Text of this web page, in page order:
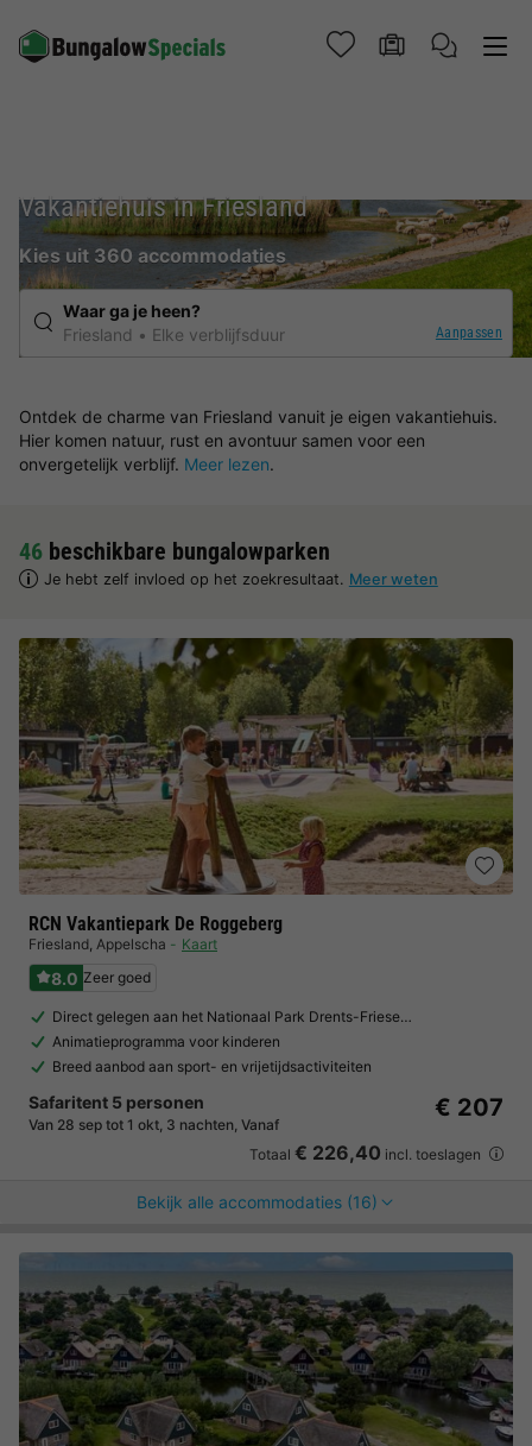
Vakantiehuis in Friesland
Kies uit 360 accommodaties
Waar ga je heen?
Friesland
Elke verblijfsduur Aanpassen
Ontdek de charme van Friesland vanuit je eigen vakantiehuis.
Hier komen natuur, rust en avontuur samen voor een
onvergetelijk verblijf. Meer lezen.
46 beschikbare bungalowparken
Je hebt zelf invloed op het zoekresultaat. Meer weten
RCN Vakantiepark De Roggeberg
Friesland, Appelscha Kaart
8.0 Zeer goed
Direct gelegen aan het Nationaal Park Drents-Friese…
Animatieprogramma voor kinderen
Breed aanbod aan sport- en vrijetijdsactiviteiten
Safaritent 5 personen
Van 28 sep tot 1 okt, 3 nachten, Vanaf
€ 207
Totaal € 226,40 incl. toeslagen
Bekijk alle accommodaties (16)